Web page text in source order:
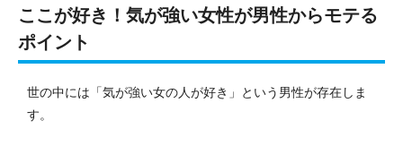
ここが好き！気が強い女性が男性からモテる
ポイント
世の中には「気が強い女の人が好き」という男性が存在しま
す。